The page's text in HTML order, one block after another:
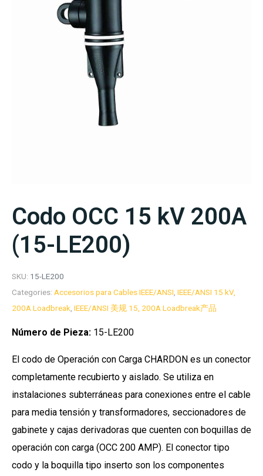
Codo OCC 15 kV 200A
(15-LE200)
SKU: 15-LE200
Categories: Accesorios para Cables IEEE/ANSI IEEE/ANSI 15 kV,
200A Loadbreak IEEE/ANSI 美规 15, 200A Loadbreak产品
Número de Pieza: 15-LE200
El codo de Operación con Carga CHARDON es un conector
completamente recubierto y aislado. Se utiliza en
instalaciones subterráneas para conexiones entre el cable
para media tensión y transformadores, seccionadores de
gabinete y cajas derivadoras que cuenten con boquillas de
operación con carga (OCC 200 AMP). El conector tipo
codo y la boquilla tipo inserto son los componentes